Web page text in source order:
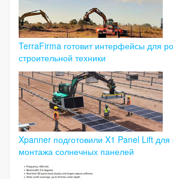
TerraFirma готовит интерфейсы для
строительной техники
Xpanner подготовили X1 Panel Lift для
монтажа солнечных панелей